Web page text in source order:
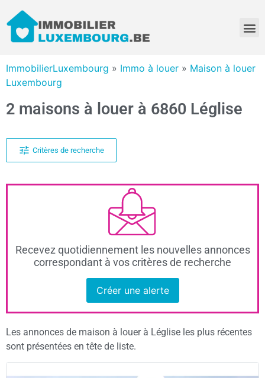
ImmobilierLuxembourg » Immo à louer » Maison à louer
Luxembourg
2 maisons à louer à 6860 Léglise
Critères de recherche
Recevez quotidiennement les nouvelles annonces
correspondant à vos critères de recherche
Créer une alerte
Les annonces de maison à louer à Léglise les plus récentes
sont présentées en tête de liste.